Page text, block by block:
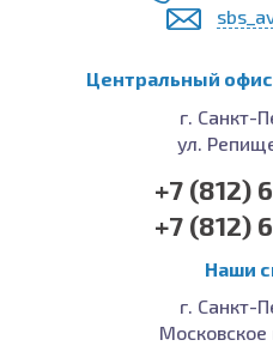
Центральный
г. Санкт-
ул.
+7 (812)
+7 (812)
Наши
г. Санкт-
Московское